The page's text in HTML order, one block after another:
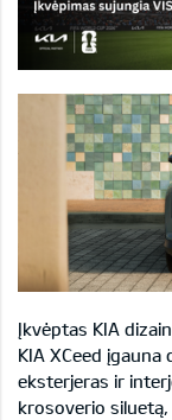
Įkvėptas KIA
KIA XCeed
eksterjeras ir
krosoverio